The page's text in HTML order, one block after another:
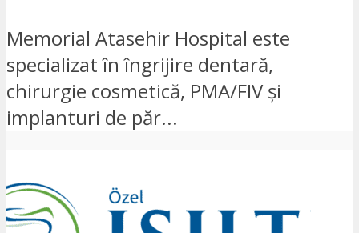
Memorial Atasehir Hospital este
specializat în îngrijire dentară,
chirurgie cosmetică, PMA/FIV și
implanturi de păr...